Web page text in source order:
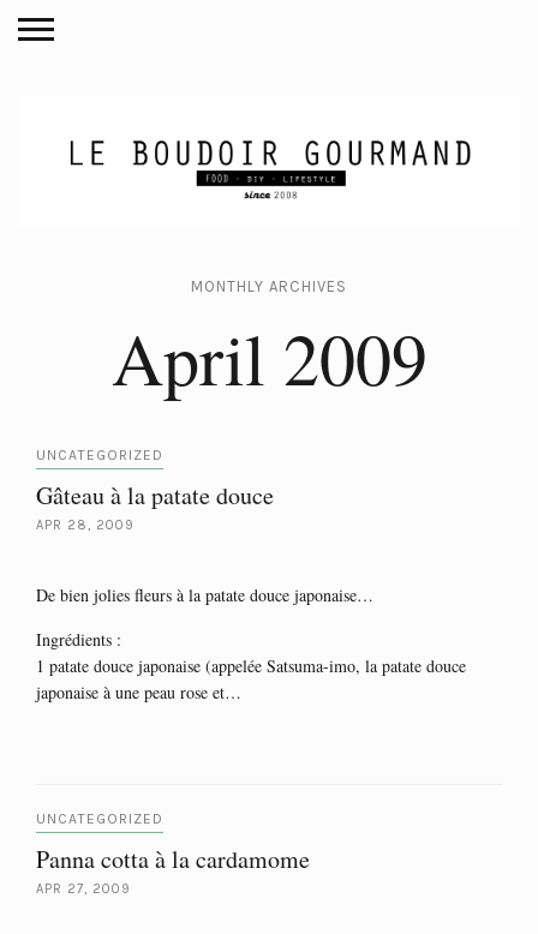
MONTHLY ARCHIVES
April 2009
UNCATEGORIZED
Gâteau à la patate douce
APR 28, 2009
De bien jolies fleurs à la patate douce japonaise…
Ingrédients :
1 patate douce japonaise (appelée Satsuma-imo, la patate douce
japonaise à une peau rose et…
UNCATEGORIZED
Panna cotta à la cardamome
APR 27, 2009